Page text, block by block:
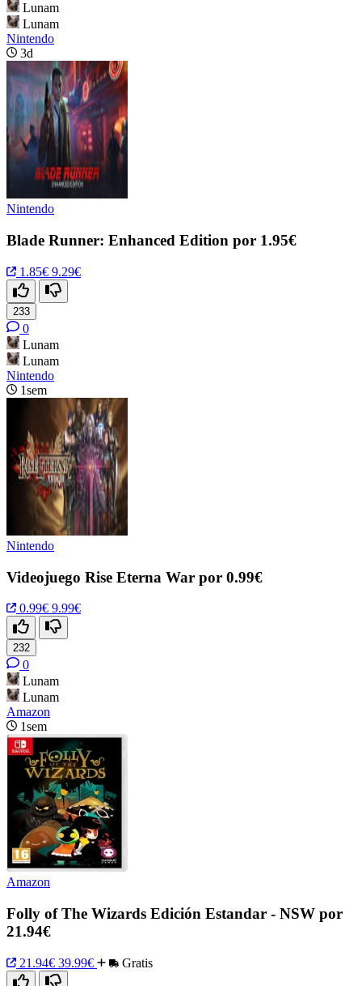
Lunam
Lunam
Nintendo
3d
Nintendo
Blade Runner: Enhanced Edition por 1.95€
1.85€ 9.29€
233
0
Lunam
Lunam
Nintendo
1sem
Nintendo
Videojuego Rise Eterna War por 0.99€
0.99€ 9.99€
232
0
Lunam
Lunam
Amazon
1sem
Amazon
Folly of The Wizards Edición Estandar - NSW por
21.94€
21.94€ 39.99€ Gratis